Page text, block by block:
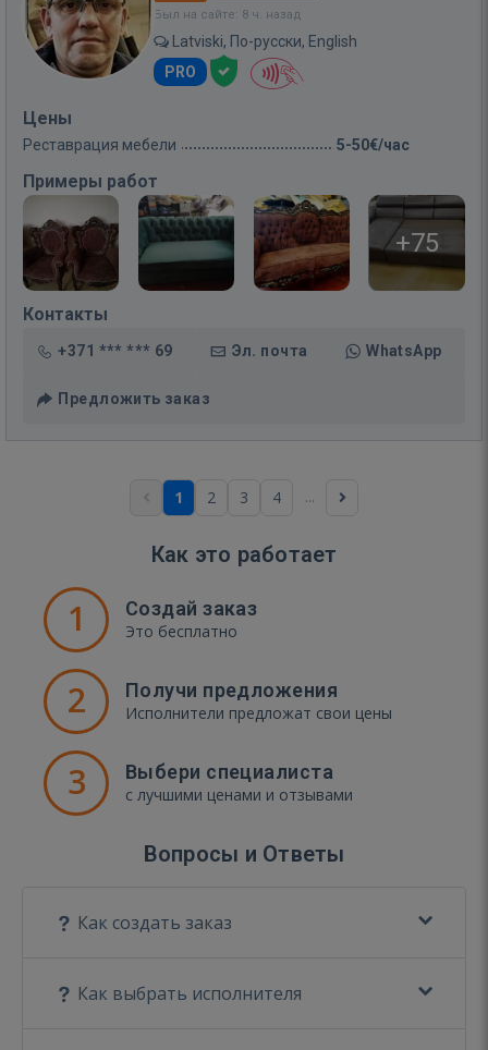
Был на сайте: 8 ч. назад
Latviski, По-русски, English
PRO
Цены
Реставрация мебели 5-50€/час
Примеры работ
+75
Контакты
+371 *** *** 69 Эл. почта WhatsApp
Предложить заказ
1 2 3 4 ...
Как это работает
1 Создай заказ
Это бесплатно
2 Получи предложения
Исполнители предложат свои цены
3 Выбери специалиста
с лучшими ценами и отзывами
Вопросы и Ответы
Как создать заказ
Как выбрать исполнителя